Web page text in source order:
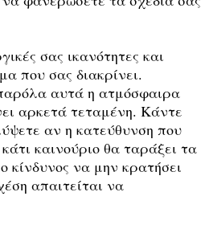
σας ικανότητες και
που σας διακρίνει.
αυτά η ατμόσφαιρα
αρκετά τεταμένη. Κάντε
αν η κατεύθυνση που
καινούριο θα ταράξει τα
κίνδυνος να μην κρατήσει
απαιτείται να